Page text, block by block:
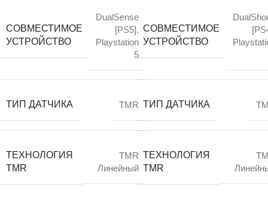
СОВМЕСТИМОЕ
УСТРОЙСТВО
DualSense
[PS5],
Playstation
5
ТИП ДАТЧИКА TMR
ТЕХНОЛОГИЯ
TMR
TMR
Линейный
СОВМЕСТИМОЕ
УСТРОЙСТВО
ТИП ДАТЧИКА
ТЕХНОЛОГИЯ
TMR